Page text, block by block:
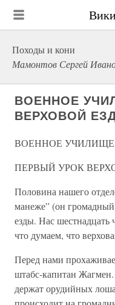
Походы и кони
Мамонтов Сергей
ВОЕННОЕ
ВЕРХОВОЙ
ВОЕННОЕ УЧИЛИЩЕ
ПЕРВЫЙ УРОК
Половина нашего
манеже” (он
езды. Нас
что думаем, что
Перед нами
штабс-капитан
держат орудийных